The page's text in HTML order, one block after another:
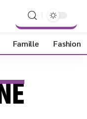
Famille Fashion